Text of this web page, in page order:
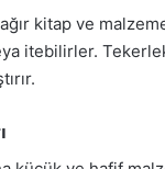
kitap ve
itebilirler.